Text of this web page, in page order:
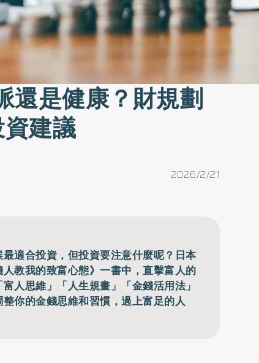
還是健康？財規劃
建議
2026/2/21
適合投資，但投資要注意什麼呢？日本
教我的致富心態》一書中，直擊富人的
人思維」「人生規畫」「金錢活用法」
整你的金錢思維和習慣，過上富足的人